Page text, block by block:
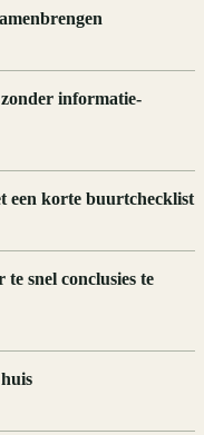
informatie-
een korte buurtchecklist
snel conclusies te